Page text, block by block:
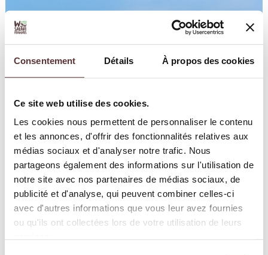
Consentement Détails À propos des cookies
Ce site web utilise des cookies.
Les cookies nous permettent de personnaliser le contenu
et les annonces, d'offrir des fonctionnalités relatives aux
médias sociaux et d'analyser notre trafic. Nous
partageons également des informations sur l'utilisation de
notre site avec nos partenaires de médias sociaux, de
publicité et d'analyse, qui peuvent combiner celles-ci
avec d'autres informations que vous leur avez fournies
ou qu'ils ont collectées lors de votre utilisation de leurs